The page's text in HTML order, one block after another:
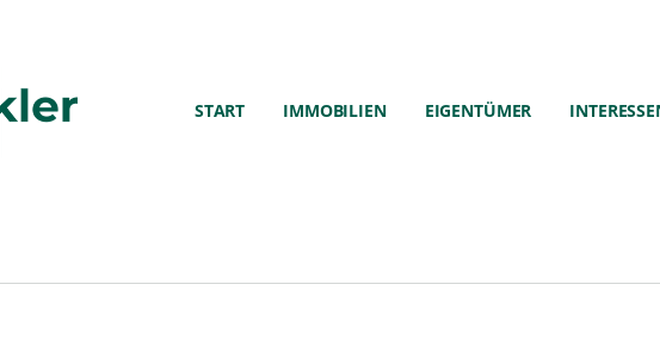
START IMMOBILIEN EIGENTÜMER